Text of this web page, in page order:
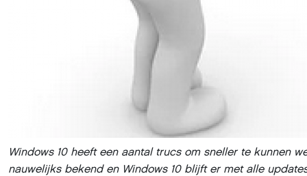
Windows 10 heeft een aantal trucs om sneller te kunnen
nauwelijks bekend en Windows 10 blijft er met alle